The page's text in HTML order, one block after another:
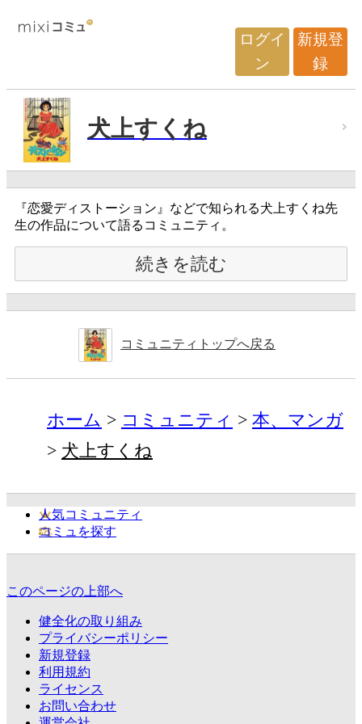
ログイ
ン
新規登
録
犬上すくね
『恋愛ディストーション』などで知られる犬上すくね先
生の作品について語るコミュニティ。
続きを読む
コミュニティトップへ戻る
ホーム コミュニティ
本、マンガ
犬上すくね
人気コミュニティ
コミュを探す
このページの上部へ
健全化の取り組み
プライバシーポリシー
新規登録
利用規約
ライセンス
お問い合わせ